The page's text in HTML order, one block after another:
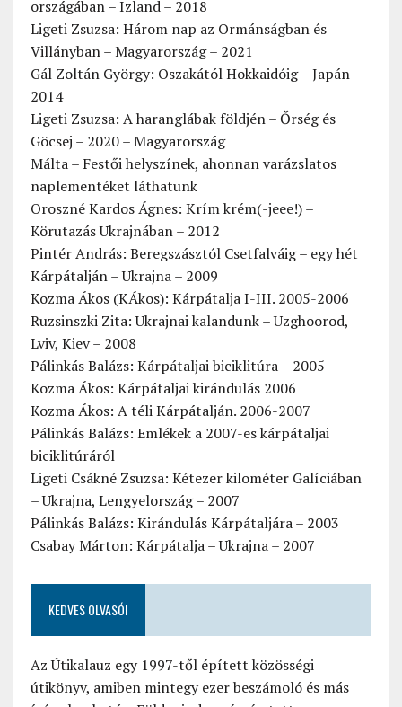
országában – Izland – 2018
Ligeti Zsuzsa: Három nap az Ormánságban és
Villányban – Magyarország – 2021
Gál Zoltán György: Oszakától Hokkaidóig – Japán –
2014
Ligeti Zsuzsa: A haranglábak földjén – Őrség és
Göcsej – 2020 – Magyarország
Málta – Festői helyszínek, ahonnan varázslatos
naplementéket láthatunk
Oroszné Kardos Ágnes: Krím krém(-jeee!) –
Körutazás Ukrajnában – 2012
Pintér András: Beregszásztól Csetfalváig – egy hét
Kárpátalján – Ukrajna – 2009
Kozma Ákos (KÁkos): Kárpátalja I-III. 2005-2006
Ruzsinszki Zita: Ukrajnai kalandunk – Uzghoorod,
Lviv, Kiev – 2008
Pálinkás Balázs: Kárpátaljai biciklitúra – 2005
Kozma Ákos: Kárpátaljai kirándulás 2006
Kozma Ákos: A téli Kárpátalján. 2006-2007
Pálinkás Balázs: Emlékek a 2007-es kárpátaljai
biciklitúráról
Ligeti Csákné Zsuzsa: Kétezer kilométer Galíciában
– Ukrajna, Lengyelország – 2007
Pálinkás Balázs: Kirándulás Kárpátaljára – 2003
Csabay Márton: Kárpátalja – Ukrajna – 2007
KEDVES OLVASÓ!
Az Útikalauz egy 1997-től épített közösségi
útikönyv, amiben mintegy ezer beszámoló és más